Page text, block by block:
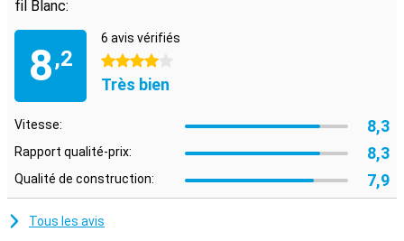
fil Blanc:
8,2
6 avis vérifiés
4 étoiles
Très bien
Vitesse: 8,3
Rapport qualité-prix: 8,3
Qualité de construction: 7,9
Tous les avis